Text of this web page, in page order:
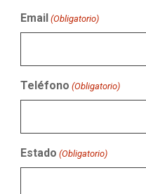
Email (Obligatorio)
Teléfono (Obligatorio)
Estado (Obligatorio)